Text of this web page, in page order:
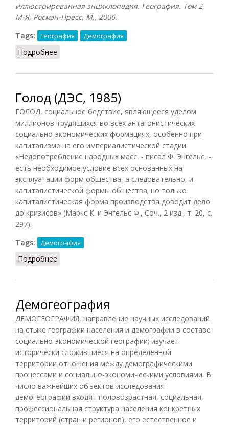
иллюстрированная энциклопедия. География. Том 2,
М-Я, Росмэн-Пресс, М., 2006.
Tags:
География Демография
Подробнее
Голод (ДЭС, 1985)
ГОЛОД, социальное бедствие, являющееся уделом
миллионов трудящихся во всех антагонистических
социально-экономических формациях, особенно при
капитализме на его империалистической стадии.
«Недопотребление народных масс, - писал Ф. Энгельс, -
есть необходимое условие всех основанных на
эксплуатации форм общества, а следовательно, и
капиталистической формы общества; но только
капиталистическая форма производства доводит дело
до кризисов» (Маркс К. и Энгельс Ф., Соч., 2 изд., т. 20, с.
297).
Tags:
Демография
Подробнее
Демогеография
ДЕМОГЕОГРАФИЯ, направление научных исследований
на стыке географии населения и демографии в составе
социально-экономической географии; изучает
исторически сложившиеся на определённой
территории отношения между демографическими
процессами и социально-экономическими условиями. В
число важнейших объектов исследования
демогеографии входят половозрастная, социальная,
профессиональная структура населения конкретных
территорий (стран и регионов), его естественное и